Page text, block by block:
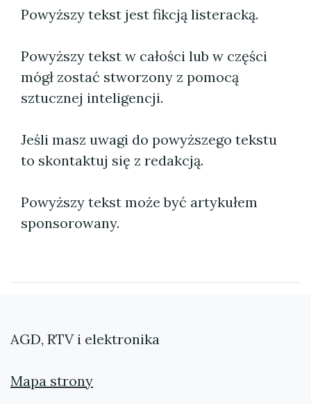
Powyższy tekst jest fikcją listeracką.
Powyższy tekst w całości lub w części
mógł zostać stworzony z pomocą
sztucznej inteligencji.
Jeśli masz uwagi do powyższego tekstu
to skontaktuj się z redakcją.
Powyższy tekst może być artykułem
sponsorowany.
AGD, RTV i elektronika
Mapa strony